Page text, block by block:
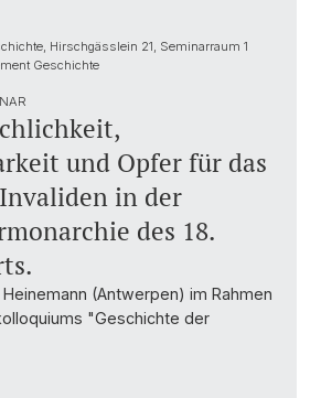
Hirschgässlein 21, Seminarraum 1
Geschichte
und Opfer für das
in der
des 18.
(Antwerpen) im Rahmen
"Geschichte der